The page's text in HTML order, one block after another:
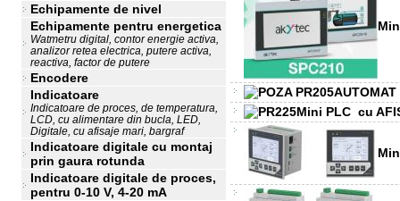
Echipamente de nivel
Echipamente pentru energetica
Watmetru digital, contor energie activa,
analizor retea electrica, putere activa,
reactiva, factor de putere
Encodere
Indicatoare
Indicatoare de proces, de temperatura,
LCD, cu alimentare din bucla, LED,
Digitale, cu afisaje mari, bargraf
Indicatoare digitale cu montaj
prin gaura rotunda
Indicatoare digitale de proces,
pentru 0-10 V, 4-20 mA
Mini PLC cu